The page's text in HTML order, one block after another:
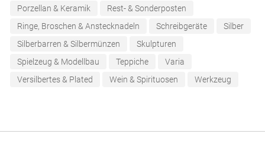
Porzellan & Keramik
Rest- & Sonderposten
Ringe, Broschen & Anstecknadeln
Schreibgeräte
Silber
Silberbarren & Silbermünzen
Skulpturen
Spielzeug & Modellbau
Teppiche
Varia
Versilbertes & Plated
Wein & Spirituosen Werkzeug